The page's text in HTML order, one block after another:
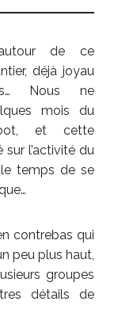
de ce
déjà joyau
Nous ne
mois du
et cette
l’activité du
le temps de se
contrebas qui
peu plus haut,
groupes
détails de